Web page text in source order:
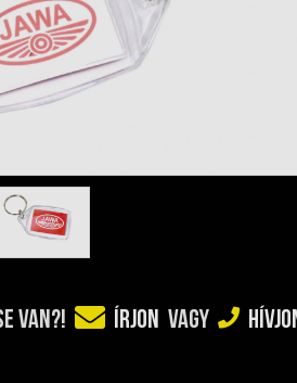
VAN?! ÍRJON VAGY